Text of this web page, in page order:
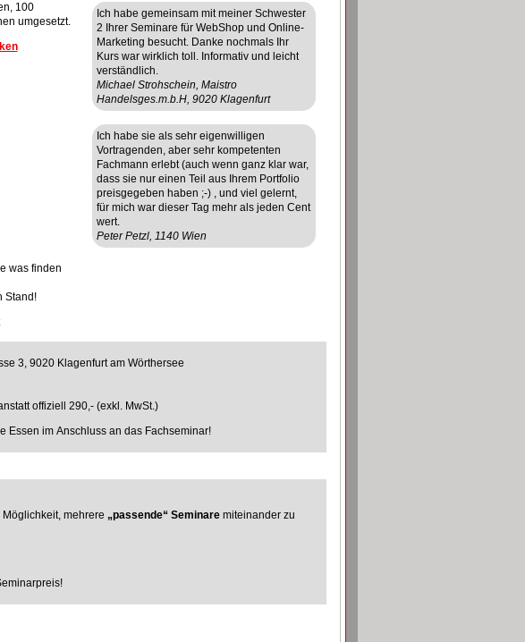
100
umgesetzt.
was finden
Stand!
Ich habe gemeinsam mit meiner Schwester
2 Ihrer Seminare für WebShop und Online-
Marketing besucht. Danke nochmals Ihr
Kurs war wirklich toll. Informativ und leicht
verständlich.
Michael Strohschein, Maistro
Handelsges.m.b.H, 9020 Klagenfurt
Ich habe sie als sehr eigenwilligen
Vortragenden, aber sehr kompetenten
Fachmann erlebt (auch wenn ganz klar war,
dass sie nur einen Teil aus Ihrem Portfolio
preisgegeben haben ;-) , und viel gelernt,
für mich war dieser Tag mehr als jeden Cent
wert.
Peter Petzl, 1140 Wien
3, 9020 Klagenfurt am Wörthersee
offiziell 290,- (exkl. MwSt.)
Essen im Anschluss an das Fachseminar!
mehrere „passende“ Seminaremiteinander zu